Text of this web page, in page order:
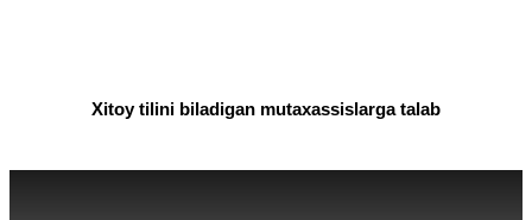
Xitoy tilini biladigan mutaxassislarga talab